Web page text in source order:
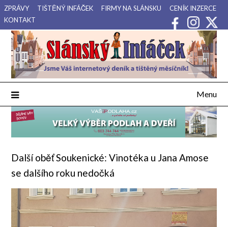
Přejdi
na
obsah
ZPRÁVY TIŠTĚNÝ INFÁČEK FIRMY NA SLÁNSKU
CENÍK INZERCE
KONTAKT
Slánský Infáček
Váš internetový deník a tištěný měsíčník pro Slánsko, Kladensko
a Lounsko.
Menu
Další oběť Soukenické: Vinotéka u Jana Amose
se dalšího roku nedočká